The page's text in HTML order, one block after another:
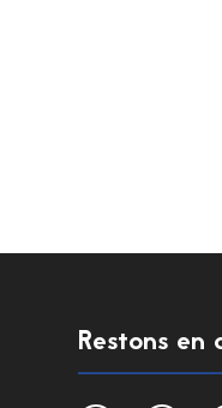
Restons en